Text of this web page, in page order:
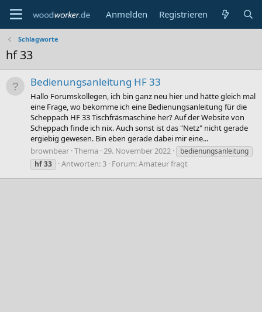
Anmelden Registrieren
Schlagworte
hf 33
Bedienungsanleitung HF 33
Hallo Forumskollegen, ich bin ganz neu hier und hätte gleich mal
eine Frage, wo bekomme ich eine Bedienungsanleitung für die
Scheppach HF 33 Tischfräsmaschine her? Auf der Website von
Scheppach finde ich nix. Auch sonst ist das "Netz" nicht gerade
ergiebig gewesen. Bin eben gerade dabei mir eine...
brownbear Thema 29. November 2022
bedienungsanleitung
hf33 Antworten: 3 Forum:Amateur fragt